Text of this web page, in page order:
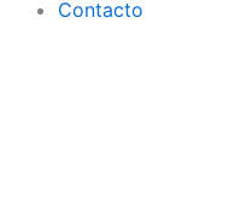
Contacto